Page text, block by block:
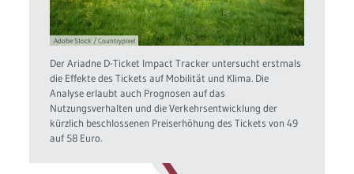
Adobe Stock / Countrypixel
Der Ariadne D-Ticket Impact Tracker untersucht erstmals
die Effekte des Tickets auf Mobilität und Klima. Die
Analyse erlaubt auch Prognosen auf das
Nutzungsverhalten und die Verkehrsentwicklung der
kürzlich beschlossenen Preiserhöhung des Tickets von 49
auf 58 Euro.